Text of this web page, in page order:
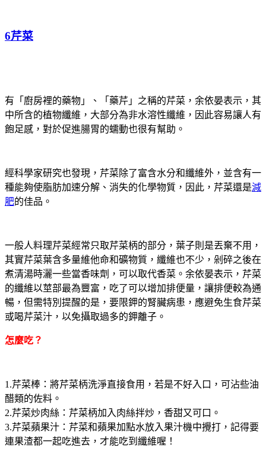
6芹菜
有「廚房裡的藥物」、「藥芹」之稱的芹菜，余依晏表示，其
中所含的植物纖維，大部分為非水溶性纖維，因此容易讓人有
飽足感，對於促進腸胃的蠕動也很有幫助。
經科學家研究也發現，芹菜除了富含水分和纖維外，並含有一
種能夠使脂肪加速分解、消失的化學物質，因此，芹菜還是減
肥的佳品。
一般人料理芹菜經常只取芹菜柄的部分，葉子則是丟棄不用，
其實芹菜葉含多量維他命和礦物質，纖維也不少，剁碎之後在
煮清湯時灑一些當香味劑，可以取代香菜。余依晏表示，芹菜
的纖維以莖部最為豐富，吃了可以增加排便量，讓排便較為通
暢，但需特別提醒的是，要限鉀的腎臟病患，應避免生食芹菜
或喝芹菜汁，以免攝取過多的鉀離子。
怎麼吃？
1.芹菜棒：將芹菜柄洗淨直接食用，若是不好入口，可沾些油
醋類的佐料。
2.芹菜炒肉絲：芹菜柄加入肉絲拌炒，香甜又可口。
3.芹菜蘋果汁：芹菜和蘋果加點水放入果汁機中攪打，記得要
連果渣都一起吃進去，才能吃到纖維喔！